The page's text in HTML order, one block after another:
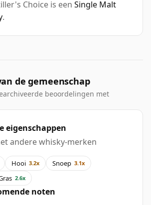
Choice is een Single Malt
.
de gemeenschap
beoordelingen met
eigenschappen
andere whisky-merken
Hooi 3.2x Snoep 3.1x
2.6x
noten